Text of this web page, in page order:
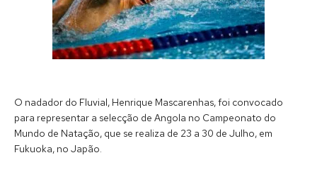
O nadador do Fluvial, Henrique Mascarenhas, foi convocado
para representar a selecção de Angola no Campeonato do
Mundo de Natação, que se realiza de 23 a 30 de Julho, em
Fukuoka, no Japão.